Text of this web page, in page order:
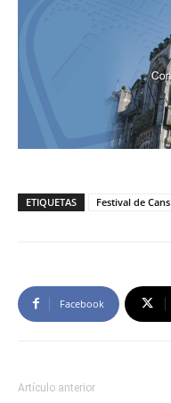
ETIQUETAS Festival de Cans
Facebook
Artículo anterior